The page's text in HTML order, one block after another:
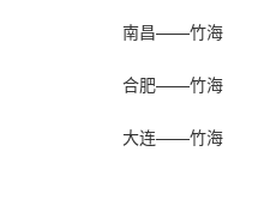
南昌——竹海
合肥——竹海
大连——竹海